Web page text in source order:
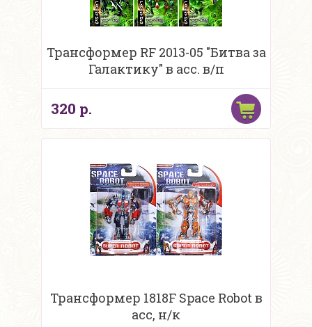
Трансформер RF 2013-05 "Битва за
Галактику" в асс. в/п
320 р.
Трансформер 1818F Space Robot в
асс, н/к